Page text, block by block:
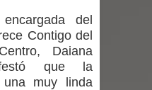
rechaza
del
Contigo del
Daiana
que la
una muy linda